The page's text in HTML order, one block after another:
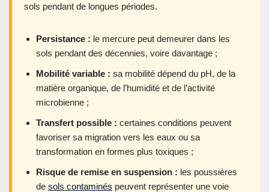
sols pendant de longues périodes.
Persistance : le mercure peut demeurer dans les
sols pendant des décennies, voire davantage ;
Mobilité variable : sa mobilité dépend du pH, de la
matière organique, de l’humidité et de l’activité
microbienne ;
Transfert possible : certaines conditions peuvent
favoriser sa migration vers les eaux ou sa
transformation en formes plus toxiques ;
Risque de remise en suspension : les poussières
de sols contaminés peuvent représenter une voie